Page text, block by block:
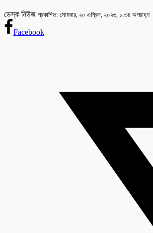
ডেস্ক নিউজ প্রকাশিত: সোমবার, ২০ এপ্রিল, ২০২৬, ১:৩৪ অপরাহ্ণ
Facebook